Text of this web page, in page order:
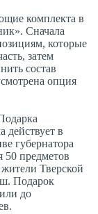
комплекта в
Сначала
которые
затем
состав
опция
действует в
губернатора
50 предметов
Тверской
Подарок
до